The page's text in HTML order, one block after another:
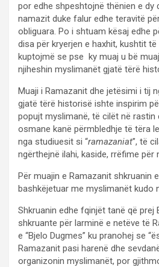
por edhe shpeshtojnë thënien e dy
namazit duke falur edhe teravitë
obliguara. Po i shtuam kësaj edhe
disa për kryerjen e haxhit, kushtit
kuptojmë se pse ky muaj u bë
njiheshin myslimanët gjatë tërë
Muaji i Ramazanit dhe jetësimi i tij
gjatë tërë historisë ishte inspirim
popujt myslimanë, të cilët në rastin
osmane kanë përmbledhje të tëra
nga studiuesit si “ramazaniat”, të
ngërthejnë ilahi, kaside, rrëfime për
Për muajin e Ramazanit shkruanin
bashkëjetuar me myslimanët kudo
Shkruanin edhe fqinjët tanë që prej
shkruante për larminë e netëve të
e “Bjelo Dugmes” ku pranohej se
Ramazanit pasi harenë dhe
organizonin myslimanët, por